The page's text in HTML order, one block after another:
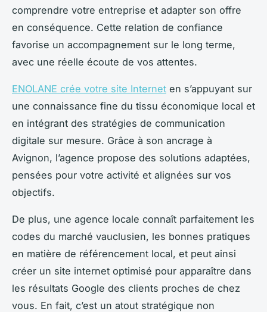
comprendre votre entreprise et adapter son offre
en conséquence. Cette relation de confiance
favorise un accompagnement sur le long terme,
avec une réelle écoute de vos attentes.
ENOLANE crée votre site Internet en s’appuyant sur
une connaissance fine du tissu économique local et
en intégrant des stratégies de communication
digitale sur mesure. Grâce à son ancrage à
Avignon, l’agence propose des solutions adaptées,
pensées pour votre activité et alignées sur vos
objectifs.
De plus, une agence locale connaît parfaitement les
codes du marché vauclusien, les bonnes pratiques
en matière de référencement local, et peut ainsi
créer un site internet optimisé pour apparaître dans
les résultats Google des clients proches de chez
vous. En fait, c’est un atout stratégique non